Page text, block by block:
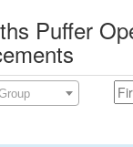
Puffer